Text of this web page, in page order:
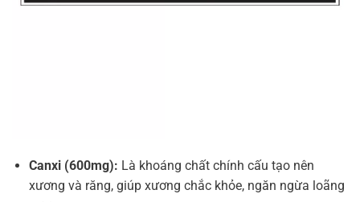
Canxi (600mg): Là khoáng chất chính cấu tạo nên
xương và răng, giúp xương chắc khỏe, ngăn ngừa loãng